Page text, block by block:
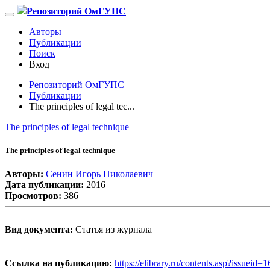
Репозиторий ОмГУПС
Авторы
Публикации
Поиск
Вход
Репозиторий ОмГУПС
Публикации
The principles of legal tec...
The principles of legal technique
The principles of legal technique
Авторы: Сенин Игорь Николаевич
Дата публикации: 2016
Просмотров: 386
Вид документа: Статья из журнала
Ссылка на публикацию: https://elibrary.ru/